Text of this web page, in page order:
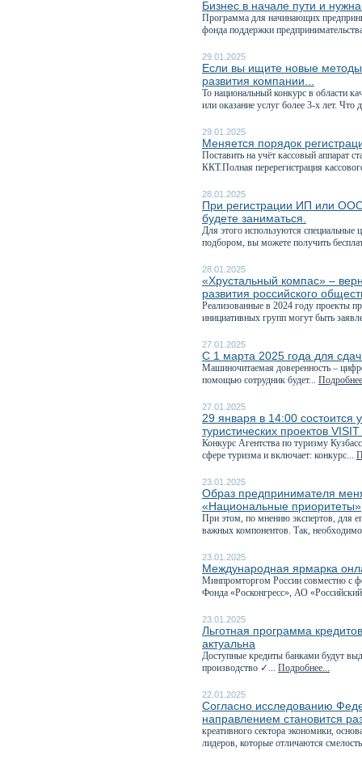
Бизнес в начале пути и
Программа для начинающих
фонда поддержки
29.01.2025
Если вы ищите новые методы
развития компании...
То национальный конкурс в области
или оказание услуг более 3-х лет. Что
29.01.2025
Меняется порядок
Поставить на учёт кассовый аппарат
ККТ.Полная перерегистрация
28.01.2025
При регистрации ИП или ООО
будете заниматься.
Для этого используются
подбором, вы можете получить
28.01.2025
«Хрустальный компас» –
развития российского
Реализованные в 2024 году проекты
инициативных групп могут быть
27.01.2025
С 1 марта 2025 года для
Машиночитаемая доверенность –
помощью сотрудник будет...
27.01.2025
29 января в 14:00 состоится
туристических проектов
Конкурс Агентства по туризму
сфере туризма и включает: конкурс...
23.01.2025
Образ предпринимателя
«Национальные приоритеты»
При этом, по мнению экспертов, для
важных компонентов. Так,
23.01.2025
Международная ярмарка
Минпромторгом России совместно с
Фонда «Росконгресс», АО
23.01.2025
Льготная программа
актуальна
Доступные кредиты банками будут
производство ✓... Подробнее...
22.01.2025
Согласно исследованию
направлением становится
креативного сектора экономики,
лидеров, которые отличаются